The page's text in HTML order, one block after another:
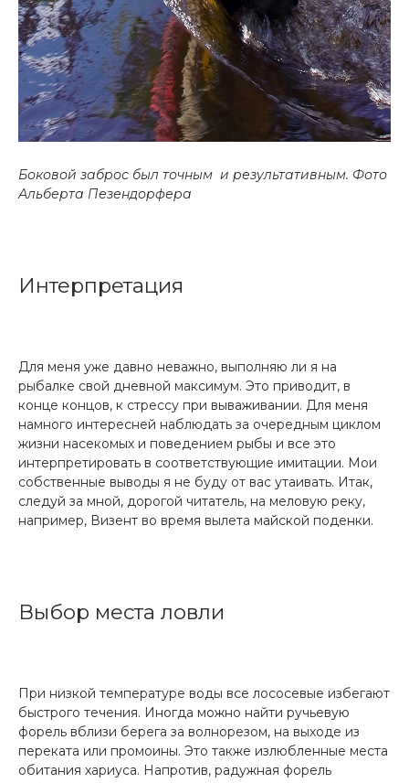
Боковой заброс был точным и результативным. Фото
Альберта Пезендорфера
Интерпретация
Для меня уже давно неважно, выполняю ли я на
рыбалке свой дневной максимум. Это приводит, в
конце концов, к стрессу при вываживании. Для меня
намного интересней наблюдать за очередным циклом
жизни насекомых и поведением рыбы и все это
интерпретировать в соответствующие имитации. Мои
собственные выводы я не буду от вас утаивать. Итак,
следуй за мной, дорогой читатель, на меловую реку,
например, Визент во время вылета майской поденки.
Выбор места ловли
При низкой температуре воды все лососевые избегают
быстрого течения. Иногда можно найти ручьевую
форель вблизи берега за волнорезом, на выходе из
переката или промоины. Это также излюбленные места
обитания хариуса. Напротив, радужная форель